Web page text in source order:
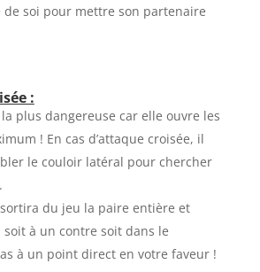
de soi pour mettre son partenaire
:
la plus dangereuse car elle ouvre les
! En cas d’attaque croisée, il
le couloir latéral pour chercher
du jeu la paire entière et
soit à un contre soit dans le
à un point direct en votre faveur !